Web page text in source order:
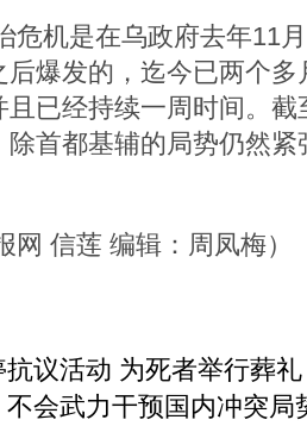
危机是在乌政府去年11
后爆发的，迄今已两个
已经持续一周时间。
首都基辅的局势仍然
网 信莲 编辑：周凤梅）
议活动 为死者举行葬礼
会武力干预国内冲突局